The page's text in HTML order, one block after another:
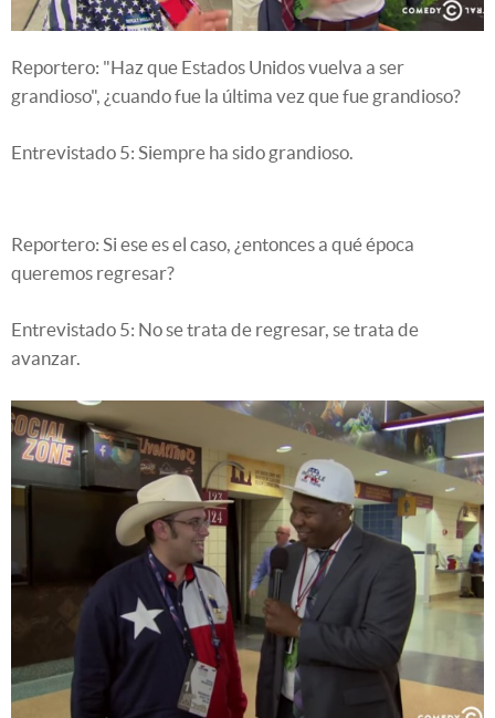
Reportero: "Haz que Estados Unidos vuelva a ser
grandioso", ¿cuando fue la última vez que fue grandioso?
Entrevistado 5: Siempre ha sido grandioso.
Reportero: Si ese es el caso, ¿entonces a qué época
queremos regresar?
Entrevistado 5: No se trata de regresar, se trata de
avanzar.